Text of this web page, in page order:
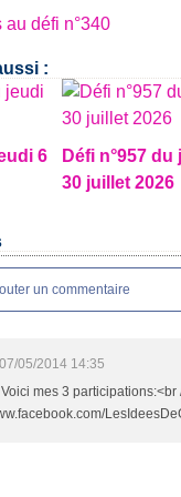
au défi n°340
:
6
Défi n°957 du
30 juillet 2026
un commentaire
07/05/2014 14:35
mes 3 participations:<br